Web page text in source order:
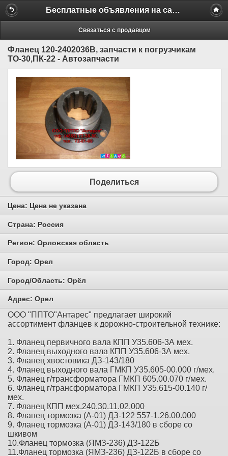
Бесплатные объявления на сайте MILAMO.ru
Связаться с продавцом
Фланец 120-2402036В, запчасти к погрузчикам
ТО-30,ПК-22 - Автозапчасти
Поделиться
Цена: Цена не указана
Страна: Россия
Регион: Орловская область
Город: Орел
Город/Область: Орёл
Адрес: Орел
ООО "ППТО"Антарес" предлагает широкий
ассортимент фланцев к дорожно-строительной технике:
1. Фланец первичного вала КПП У35.606-3А мех.
2. Фланец выходного вала КПП У35.606-3А мех.
3. Фланец хвостовика ДЗ-143/180
4. Фланец выходного вала ГМКП У35.605-00.000 г/мех.
5. Фланец г/трансформатора ГМКП 605.00.070 г/мех.
6. Фланец г/трансформатора ГМКП У35.615-00.140 г/
мех.
7. Фланец КПП мех.240.30.11.02.000
8. Фланец тормозка (А-01) ДЗ-122 557-1.26.00.000
9. Фланец тормозка (А-01) ДЗ-143/180 в сборе со
шкивом
10.Фланец тормозка (ЯМЗ-236) ДЗ-122Б
11.Фланец тормозка (ЯМЗ-236) ДЗ-122Б в сборе со